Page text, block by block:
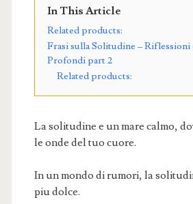
In This Article
Related products:
Frasi sulla Solitudine – Riflessioni
Profondi part 2
Related products:
La solitudine e un mare calmo,
le onde del tuo cuore.
In un mondo di rumori, la
piu dolce.